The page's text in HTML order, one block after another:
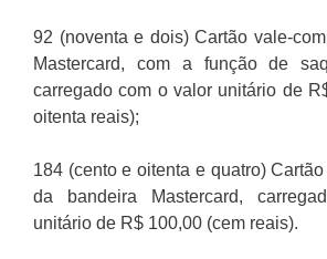
92 (noventa e dois) Cartão vale-
Mastercard, com a função de
carregado com o valor unitário de
oitenta reais);
184 (cento e oitenta e quatro)
da bandeira Mastercard,
unitário de R$ 100,00 (cem reais).